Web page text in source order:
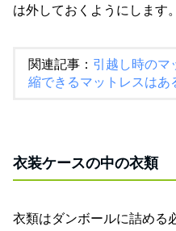
は外しておくようにします。
関連記事： 引越し時のマ
縮できるマットレスはあ
衣装ケースの中の衣類
衣類はダンボールに詰める